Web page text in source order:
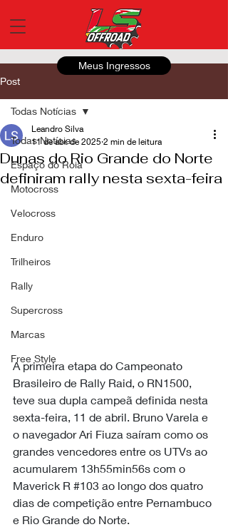
Meus Ingressos
Post
Todas Notícias
Espaço do Roia
Motocross
Velocross
Enduro
Trilheiros
Rally
Supercross
Marcas
Free Style
Todas Notícias
Dunas do Rio Grande do Norte
definiram rally nesta sexta-feira
Leandro Silva
11 de abr. de 2025 2 min de leitura
A primeira etapa do Campeonato
Brasileiro de Rally Raid, o RN1500,
teve sua dupla campeã definida nesta
sexta-feira, 11 de abril. Bruno Varela e
o navegador Ari Fiuza saíram como os
grandes vencedores entre os UTVs ao
acumularem 13h55min56s com o
Maverick R #103 ao longo dos quatro
dias de competição entre Pernambuco
e Rio Grande do Norte.